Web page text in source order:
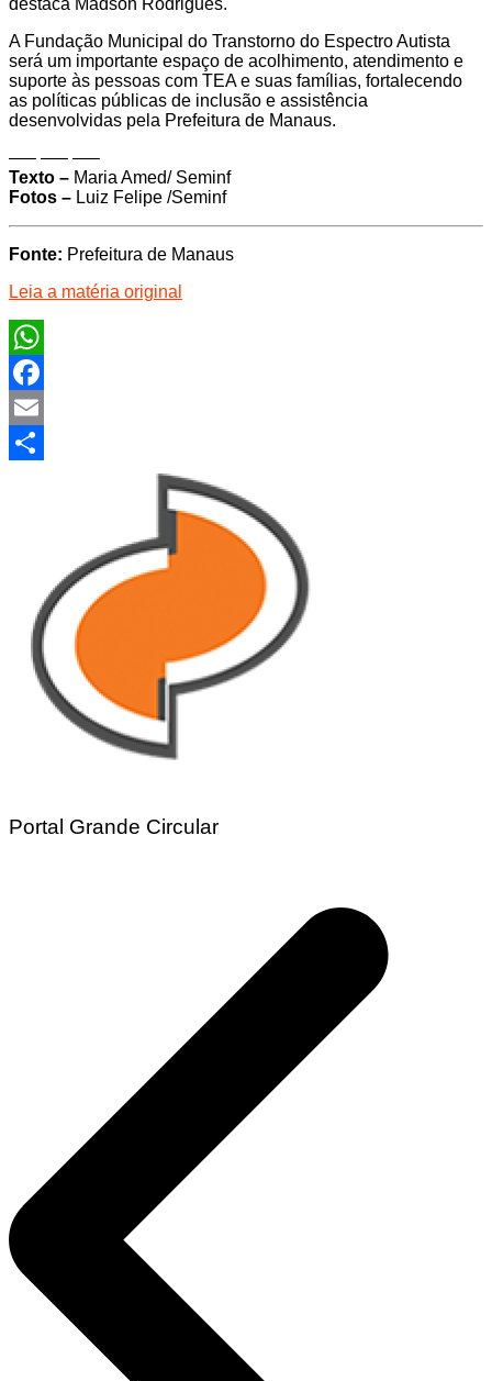
destaca Madson Rodrigues.
A Fundação Municipal do Transtorno do Espectro Autista
será um importante espaço de acolhimento, atendimento e
suporte às pessoas com TEA e suas famílias, fortalecendo
as políticas públicas de inclusão e assistência
desenvolvidas pela Prefeitura de Manaus.
—– —– —–
Texto – Maria Amed/ Seminf
Fotos – Luiz Felipe /Seminf
Fonte: Prefeitura de Manaus
Leia a matéria original
WhatsApp
Facebook
Email
Portal Grande Circular